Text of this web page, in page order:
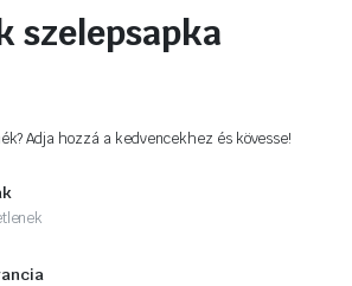
szelepsapka
Adja hozzá a kedvencekhez és kövesse!